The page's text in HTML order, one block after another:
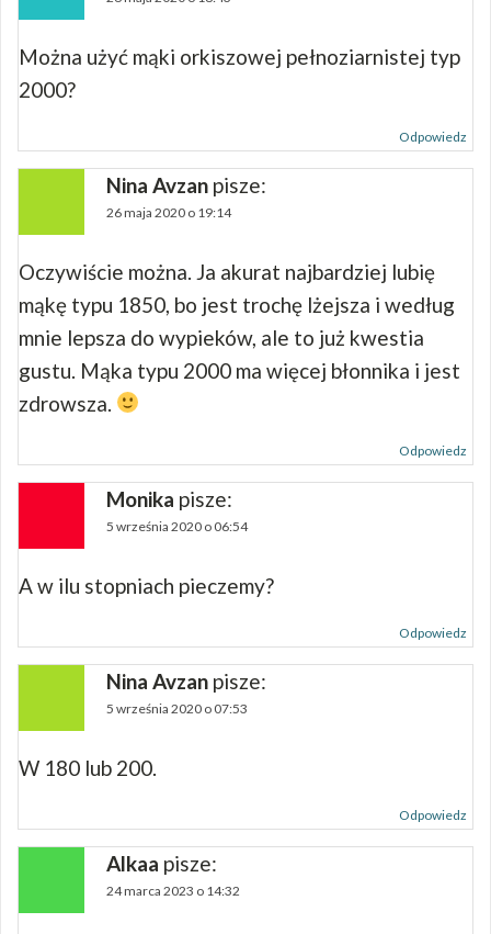
Można użyć mąki orkiszowej pełnoziarnistej typ
2000?
Odpowiedz
Nina Avzan pisze:
26 maja 2020 o 19:14
Oczywiście można. Ja akurat najbardziej lubię
mąkę typu 1850, bo jest trochę lżejsza i według
mnie lepsza do wypieków, ale to już kwestia
gustu. Mąka typu 2000 ma więcej błonnika i jest
zdrowsza.
Odpowiedz
Monika pisze:
5 września 2020 o 06:54
A w ilu stopniach pieczemy?
Odpowiedz
Nina Avzan pisze:
5 września 2020 o 07:53
W 180 lub 200.
Odpowiedz
Alkaa pisze:
24 marca 2023 o 14:32